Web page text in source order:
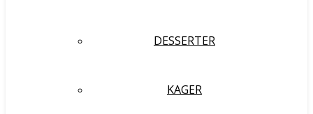
DESSERTER
KAGER